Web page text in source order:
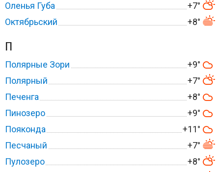
Оленья Губа
+7°
Октябрьский
+8°
П
Полярные Зори
+9°
Полярный
+7°
Печенга
+8°
Пинозеро
+9°
Пояконда
+11°
Песчаный
+7°
Пулозеро
+8°